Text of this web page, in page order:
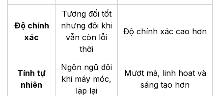
Độ chính
xác
Tương đối tốt
nhưng đôi khi
vẫn còn lỗi
thời
Độ chính xác cao hơn
Tính tự
nhiên
Ngôn ngữ đôi
khi máy móc,
lặp lại
Mượt mà, linh hoạt và
sáng tạo hơn